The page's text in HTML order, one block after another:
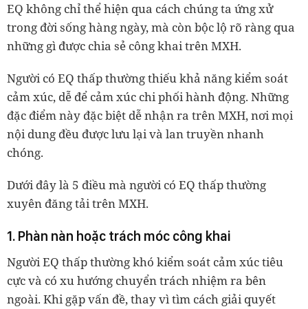
EQ không chỉ thể hiện qua cách chúng ta ứng xử
trong đời sống hàng ngày, mà còn bộc lộ rõ ràng qua
những gì được chia sẻ công khai trên MXH.
Người có EQ thấp thường thiếu khả năng kiểm soát
cảm xúc, dễ để cảm xúc chi phối hành động. Những
đặc điểm này đặc biệt dễ nhận ra trên MXH, nơi mọi
nội dung đều được lưu lại và lan truyền nhanh
chóng.
Dưới đây là 5 điều mà người có EQ thấp thường
xuyên đăng tải trên MXH.
1. Phàn nàn hoặc trách móc công khai
Người EQ thấp thường khó kiểm soát cảm xúc tiêu
cực và có xu hướng chuyển trách nhiệm ra bên
ngoài. Khi gặp vấn đề, thay vì tìm cách giải quyết